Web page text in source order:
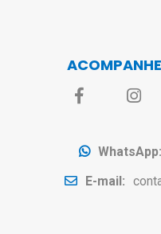
WhatsApp:
E-mail: